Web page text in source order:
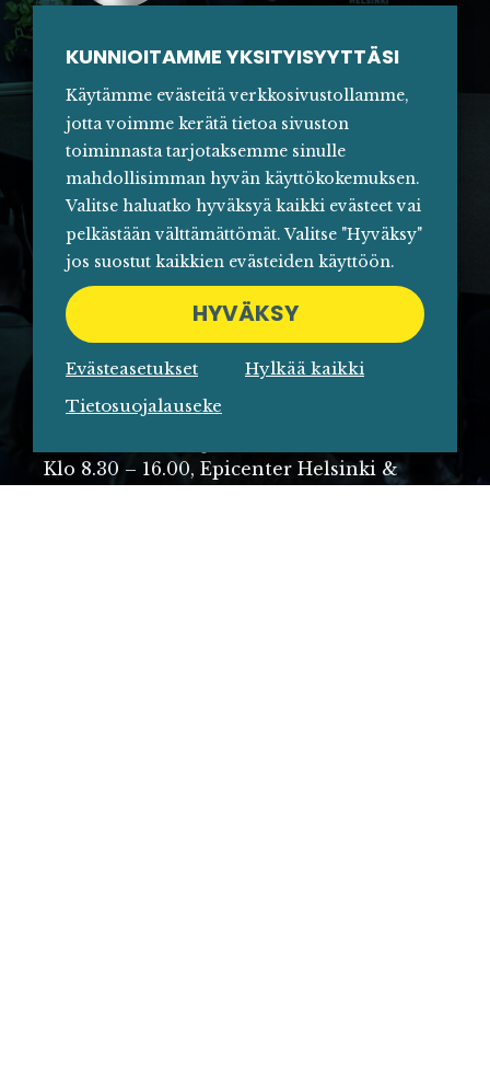
28.8. AGENTIC COMMERCE
WEBINAARI
Klo 10.00 – 11.00
Ilmoittautuminen aukeaa 3.8.
22.9. VALMENNUSPÄIVÄ
Klo 8.30 – 16.00, Epicenter Helsinki &
KUNNIOITAMME YKSITYISYYTTÄSI
Käytämme evästeitä verkkosivustollamme,
jotta voimme kerätä tietoa sivuston
toiminnasta tarjotaksemme sinulle
mahdollisimman hyvän käyttökokemuksen.
Valitse haluatko hyväksyä kaikki evästeet vai
pelkästään välttämättömät. Valitse "Hyväksy"
jos suostut kaikkien evästeiden käyttöön.
HYVÄKSY
Evästeasetukset
Hylkää kaikki
Tietosuojalauseke